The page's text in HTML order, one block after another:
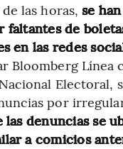
las horas,se
faltantes de
en las redes
Bloomberg Línea
Electoral,
por
denuncias se
a comicios